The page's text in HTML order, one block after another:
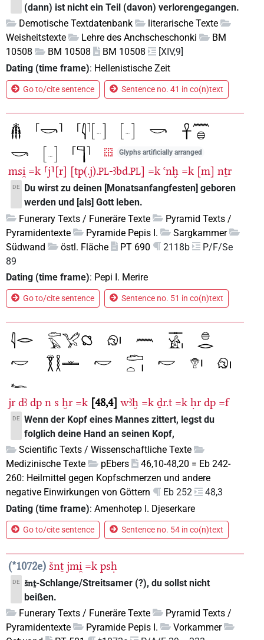
(dann) ist nicht ein Teil (davon) verlorengegangen.
Demotische Textdatenbank
literarische Texte
Weisheitstexte
Lehre des Anchscheschonki
BM
10508
BM 10508 BM 10508
[XIV,9]
Dating (time frame): Hellenistische Zeit
Go to/cite sentence Sentence no. 41 in co(n)text
Glyphs artificially arranged
msi̯ =k ⸢j⸣[r] [tp(.j).PL-ꜣbd.PL] =k ꜥnḫ =k [m] nṯr
DE
Du wirst zu deinen [Monatsanfangfesten] geboren
werden und [als] Gott leben.
Funerary Texts / Funeräre Texte
Pyramid Texts /
Pyramidentexte
Pyramide Pepis I.
Sargkammer
Südwand
östl. Fläche PT 690 2118b
P/F/Se
89
Dating (time frame): Pepi I. Merire
Go to/cite sentence Sentence no. 51 in co(n)text
jr dꜣ dp n s ḫr =k 48,4 wꜣḫ =k ḏr.t =k ḥr dp =f
DE Wenn der Kopf eines Mannes zittert, legst du
folglich deine Hand an seinen Kopf,
Scientific Texts / Wissenschaftliche Texte
Medizinische Texte
pEbers
46,10-48,20 = Eb 242-
260: Heilmittel gegen Kopfschmerzen und andere
negative Einwirkungen von Göttern
Eb 252
48,3
Dating (time frame): Amenhotep I. Djeserkare
Go to/cite sentence Sentence no. 54 in co(n)text
*1072e šnṯ jmi̯ =k psḥ
DE šnṯ-Schlange/Streitsamer (?), du sollst nicht
beißen.
Funerary Texts / Funeräre Texte
Pyramid Texts /
Pyramidentexte
Pyramide Pepis I.
Vorkammer